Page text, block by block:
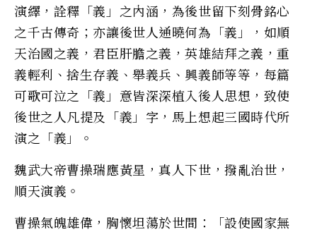
演繹，詮釋「義」之內涵，為後世留下刻骨銘心
之千古傳奇；亦讓後世人通曉何為「義」，如順
天治國之義，君臣肝膽之義，英雄結拜之義，重
義輕利、捨生存義、舉義兵、興義師等等，每篇
可歌可泣之「義」意皆深深植入後人思想，致使
後世之人凡提及「義」字，馬上想起三國時代所
演之「義」。
魏武大帝曹操瑞應黃星，真人下世，撥亂治世，
順天演義。
曹操氣魄雄偉，胸懷坦蕩於世間：「設使國家無